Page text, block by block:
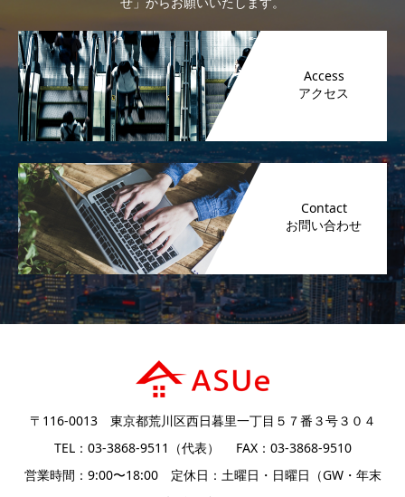
Access
Contact
〒116-0013 東京都荒川区西日暮里一丁目５７番３号３０４
TEL：03-3868-9511（代表） FAX：03-3868-9510
営業時間：9:00〜18:00 定休日：土曜日・日曜日（GW・年末